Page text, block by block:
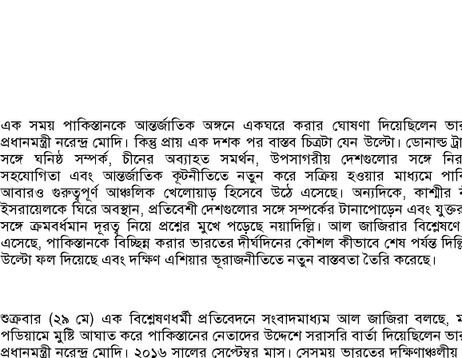
এক সময় পাকিস্তানকে আন্তর্জাতিক অঙ্গনে একঘরে করার ঘোষণা দিয়েছিলেন
প্রধানমন্ত্রী নরেন্দ্র মোদি। কিন্তু প্রায় এক দশক পর বাস্তব চিত্রটা যেন উল্টো। ডোনাল্ড
সঙ্গে ঘনিষ্ঠ সম্পর্ক, চীনের অব্যাহত সমর্থন, উপসাগরীয় দেশগুলোর সঙ্গে
সহযোগিতা এবং আন্তর্জাতিক কূটনীতিতে নতুন করে সক্রিয় হওয়ার মাধ্যমে
আবারও গুরুত্বপূর্ণ আঞ্চলিক খেলোয়াড় হিসেবে উঠে এসেছে। অন্যদিকে, কাশ্মীর
ইসরায়েলকে ঘিরে অবস্থান, প্রতিবেশী দেশগুলোর সঙ্গে সম্পর্কের টানাপোড়েন এবং
সঙ্গে ক্রমবর্ধমান দূরত্ব নিয়ে প্রশ্নের মুখে পড়েছে নয়াদিল্লি। আল জাজিরার
এসেছে, পাকিস্তানকে বিচ্ছিন্ন করার ভারতের দীর্ঘদিনের কৌশল কীভাবে শেষ পর্যন্ত
উল্টো ফল দিয়েছে এবং দক্ষিণ এশিয়ার ভূরাজনীতিতে নতুন বাস্তবতা তৈরি করেছে।
শুক্রবার (২৯ মে) এক বিশ্লেষণধর্মী প্রতিবেদনে সংবাদমাধ্যম আল জাজিরা বলছে,
পডিয়ামে মুষ্টি আঘাত করে পাকিস্তানের নেতাদের উদ্দেশে সরাসরি বার্তা দিয়েছিলেন
প্রধানমন্ত্রী নরেন্দ্র মোদি। ২০১৬ সালের সেপ্টেম্বর মাস। সেসময় ভারতের